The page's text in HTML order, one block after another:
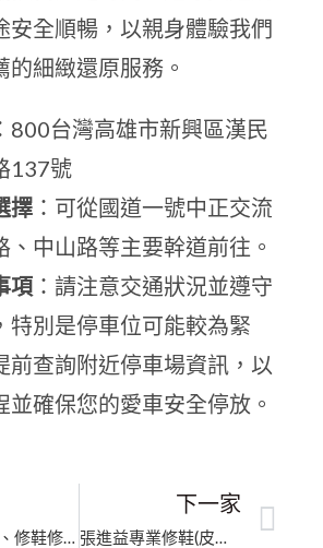
安全順暢，以親身體驗我們
的細緻還原服務。
800台灣高雄市新興區漢民
137號
擇 ：可從國道一號中正交流
、中山路等主要幹道前往。
項 ：請注意交通狀況並遵守
特別是停車位可能較為緊
前查詢附近停車場資訊，以
並確保您的愛車安全停放。
天天亮皮鞋、修鞋修包包洗鞋洗名牌包總店｜臺中細緻還原
下一家
張進益專業修鞋(皮包拉鏈）｜新北市皮革補色翻新｜五星口碑推薦皮件維修、高奢包修復